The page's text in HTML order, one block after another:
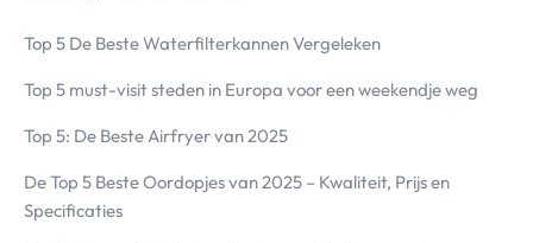
Top 5 De Beste Waterfilterkannen Vergeleken
Top 5 must-visit steden in Europa voor een weekendje weg
Top 5: De Beste Airfryer van 2025
De Top 5 Beste Oordopjes van 2025 – Kwaliteit, Prijs en
Specificaties